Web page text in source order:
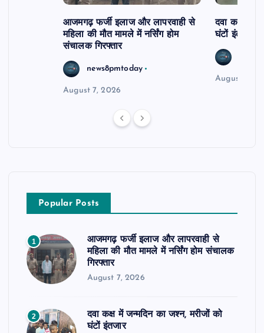
आजमगढ़ फर्जी इलाज और लापरवाही से
महिला की मौत मामले में नर्सिंग होम
संचालक गिरफ्तार
news8pmtoday
August 7, 2026
दवा कक्ष में
घंटों इंतजार
August 6,
Popular Posts
1
आजमगढ़ फर्जी इलाज और लापरवाही से
महिला की मौत मामले में नर्सिंग होम संचालक
गिरफ्तार
August 7, 2026
2
दवा कक्ष में जन्मदिन का जश्न, मरीजों को
घंटों इंतजार